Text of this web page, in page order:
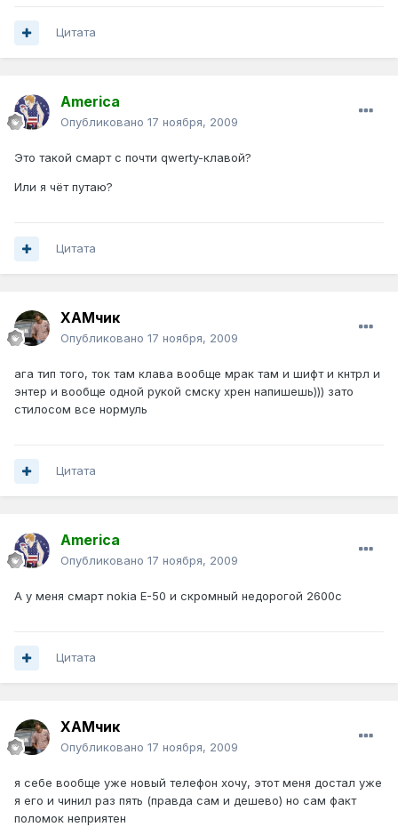
Цитата
America
Опубликовано 17 ноября, 2009
Это такой смарт с почти qwerty-клавой?
Или я чёт путаю?
Цитата
ХАМчик
Опубликовано 17 ноября, 2009
ага тип того, ток там клава вообще мрак там и шифт и кнтрл и
энтер и вообще одной рукой смску хрен напишешь))) зато
стилосом все нормуль
Цитата
America
Опубликовано 17 ноября, 2009
А у меня смарт nokia E-50 и скромный недорогой 2600с
Цитата
ХАМчик
Опубликовано 17 ноября, 2009
я себе вообще уже новый телефон хочу, этот меня достал уже
я его и чинил раз пять (правда сам и дешево) но сам факт
поломок неприятен